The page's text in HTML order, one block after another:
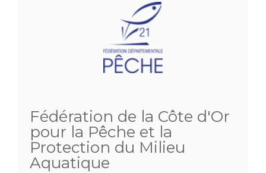
Fédération de la Côte d'Or
pour la Pêche et la
Protection du Milieu
Aquatique